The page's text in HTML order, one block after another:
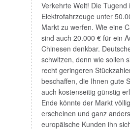
Verkehrte Welt! Die Tugend
Elektrofahrzeuge unter
Markt zu werfen. Wie eine
sind auch 20.000 € für ein
Chinesen denkbar.
schwitzen, denn wie sollen
recht geringeren
beschaffen, die Ihnen gute
auch kostenseitig günstig
Ende könnte der Markt
erscheinen und ganz
europäische Kunden ihn